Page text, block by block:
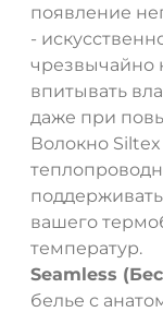
появление
-
чрезвычайно
впитывать
даже при
Волокно
вашего
температур.
Seamless
белье с